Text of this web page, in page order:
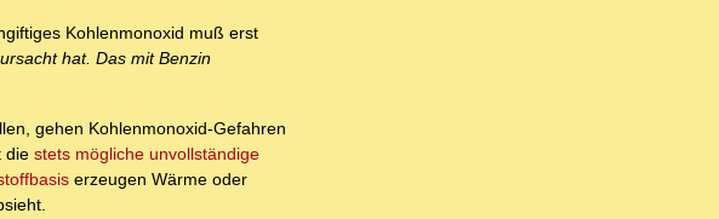
Kohlenmonoxid muß erst
hat. Das mit Benzin
gehen Kohlenmonoxid-Gefahren
die stets mögliche unvollständige
erzeugen Wärme oder